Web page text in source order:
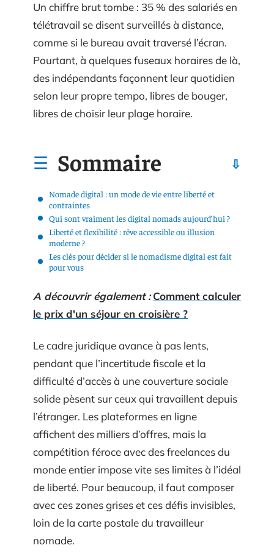
Un chiffre brut tombe : 35 % des salariés en
télétravail se disent surveillés à distance,
comme si le bureau avait traversé l’écran.
Pourtant, à quelques fuseaux horaires de là,
des indépendants façonnent leur quotidien
selon leur propre tempo, libres de bouger,
libres de choisir leur plage horaire.
Sommaire
Nomade digital : un mode de vie entre liberté et
contraintes
Qui sont vraiment les digital nomads aujourd’hui ?
Liberté et flexibilité : rêve accessible ou illusion
moderne ?
Les clés pour décider si le nomadisme digital est fait
pour vous
A découvrir également : Comment calculer
le prix d'un séjour en croisière ?
Le cadre juridique avance à pas lents,
pendant que l’incertitude fiscale et la
difficulté d’accès à une couverture sociale
solide pèsent sur ceux qui travaillent depuis
l’étranger. Les plateformes en ligne
affichent des milliers d’offres, mais la
compétition féroce avec des freelances du
monde entier impose vite ses limites à l’idéal
de liberté. Pour beaucoup, il faut composer
avec ces zones grises et ces défis invisibles,
loin de la carte postale du travailleur
nomade.